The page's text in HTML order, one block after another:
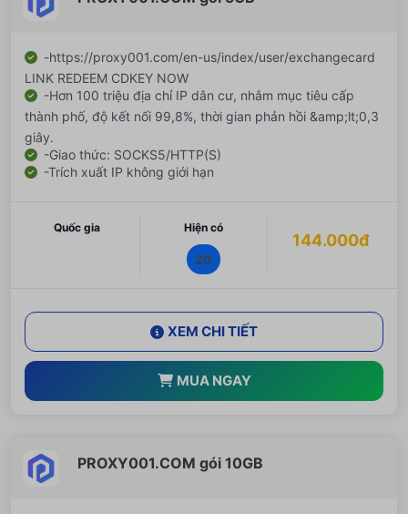
-https://proxy001.com/en-us/index/user/exchangecard
LINK REDEEM CDKEY NOW
-Hơn 100 triệu địa chỉ IP dân cư, nhắm mục tiêu cấp
thành phố, độ kết nối 99,8%, thời gian phản hồi &amp;lt;0,3
giây.
-Giao thức: SOCKS5/HTTP(S)
-Trích xuất IP không giới hạn
Quốc gia Hiện có
20
144.000đ
XEM CHI TIẾT
MUA NGAY
PROXY001.COM gói 10GB